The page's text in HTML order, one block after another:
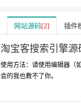
网站源码[2] 插件
淘宝客搜索引擎
使用方法：请使用编辑器（
会的我也教不了你。